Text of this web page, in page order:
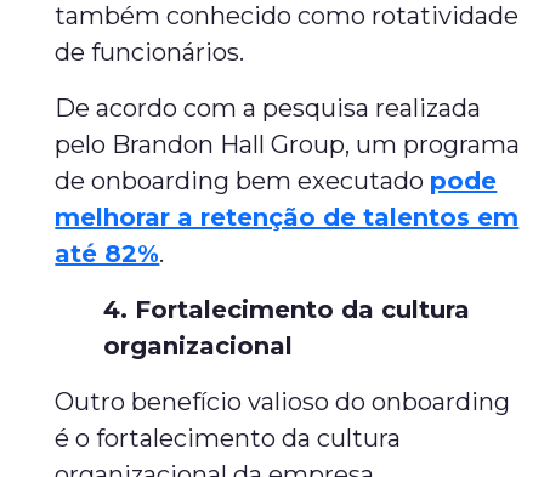
também conhecido como rotatividade
de funcionários.
De acordo com a pesquisa realizada
pelo Brandon Hall Group, um programa
de onboarding bem executado pode
melhorar a retenção de talentos em
até 82%.
4. Fortalecimento da cultura
organizacional
Outro benefício valioso do onboarding
é o fortalecimento da cultura